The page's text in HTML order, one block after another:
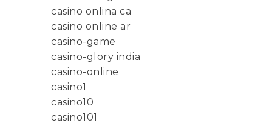
casino onlina ca
casino online ar
casino-game
casino-glory india
casino-online
casino1
casino10
casino101